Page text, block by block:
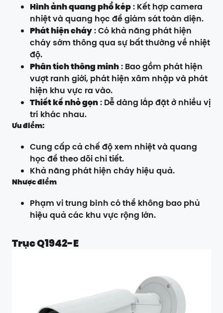
Hình ảnh quang phổ kép: Kết hợp camera
nhiệt và quang học để giám sát toàn diện.
Phát hiện cháy: Có khả năng phát hiện
cháy sớm thông qua sự bất thường về nhiệt
độ.
Phân tích thông minh: Bao gồm phát hiện
vượt ranh giới, phát hiện xâm nhập và phát
hiện khu vực ra vào.
Thiết kế nhỏ gọn: Dễ dàng lắp đặt ở nhiều vị
trí khác nhau.
Ưu điểm:
Cung cấp cả chế độ xem nhiệt và quang
học để theo dõi chi tiết.
Khả năng phát hiện cháy hiệu quả.
Nhược điểm
Phạm vi trung bình có thể không bao phủ
hiệu quả các khu vực rộng lớn.
Trục Q1942-E